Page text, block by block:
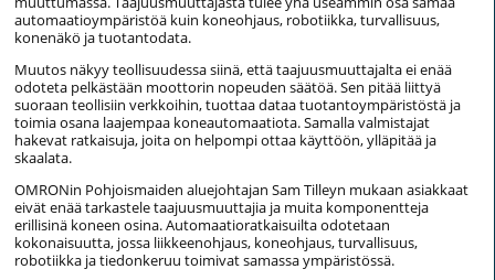
automaatioympäristöä kuin koneohjaus, robotiikka, turvallisuus,
konenäkö ja tuotantodata.
Muutos näkyy teollisuudessa siinä, että taajuusmuuttajalta ei enää
odoteta pelkästään moottorin nopeuden säätöä. Sen pitää liittyä
suoraan teollisiin verkkoihin, tuottaa dataa tuotantoympäristöstä ja
toimia osana laajempaa koneautomaatiota. Samalla valmistajat
hakevat ratkaisuja, joita on helpompi ottaa käyttöön, ylläpitää ja
skaalata.
OMRONin Pohjoismaiden aluejohtajan Sam Tilleyn mukaan asiakkaat
eivät enää tarkastele taajuusmuuttajia ja muita komponentteja
erillisinä koneen osina. Automaatioratkaisuilta odotetaan
kokonaisuutta, jossa liikkeenohjaus, koneohjaus, turvallisuus,
robotiikka ja tiedonkeruu toimivat samassa ympäristössä.